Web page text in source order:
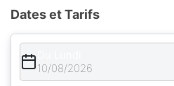
Dates et Tarifs
10/08/2026